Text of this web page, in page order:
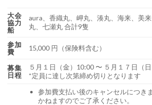
大会
協力
船
aura、香織丸、岬丸、湊丸、海来、美
丸、七瀬丸 合計9隻
参加
費
15,000 円（保険料含む）
募集
日程
５月１日（金）10:00 〜 ５月１７日（
*定員に達し次第締め切りとなります
参加費支払い後のキャンセルにつき
かねますのでご了承ください。